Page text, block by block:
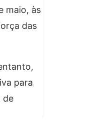
maio, às
das
para
de